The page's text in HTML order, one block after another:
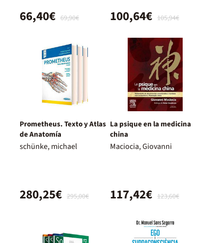
69,90€
66,40€ 105,94€
100,64€
Prometheus. Texto y Atlas
de Anatomía
schünke, michael
295,00€
280,25€
La psique en la medicina
china
Maciocia, Giovanni
123,60€
117,42€